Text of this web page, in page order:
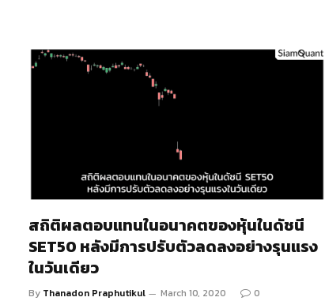
สถิติผลตอบแทนในอนาคตของหุ้นในดัชนี
SET50 หลังมีการปรับตัวลดลงอย่างรุนแรง
ในวันเดียว
By Thanadon Praphutikul March 10, 2020 0